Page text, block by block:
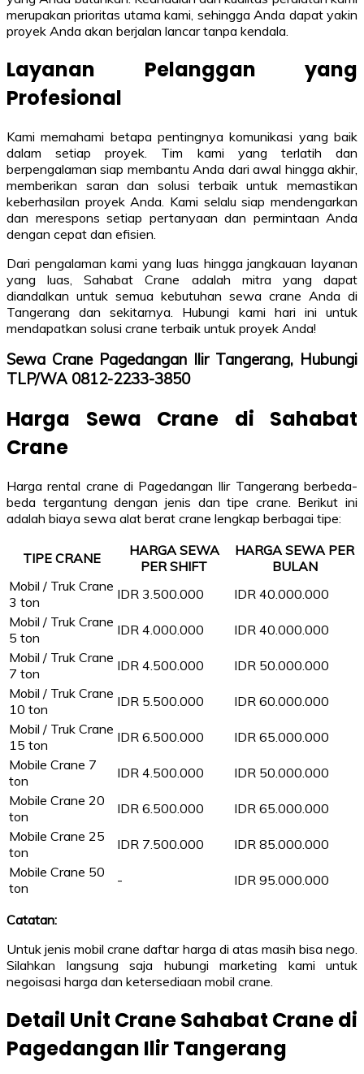
merupakan prioritas utama kami, sehingga Anda dapat yakin
proyek Anda akan berjalan lancar tanpa kendala.
Layanan Pelanggan yang
Profesional
Kami memahami betapa pentingnya komunikasi yang baik
dalam setiap proyek. Tim kami yang terlatih dan
berpengalaman siap membantu Anda dari awal hingga akhir,
memberikan saran dan solusi terbaik untuk memastikan
keberhasilan proyek Anda. Kami selalu siap mendengarkan
dan merespons setiap pertanyaan dan permintaan Anda
dengan cepat dan efisien.
Dari pengalaman kami yang luas hingga jangkauan layanan
yang luas, Sahabat Crane adalah mitra yang dapat
diandalkan untuk semua kebutuhan sewa crane Anda di
Tangerang dan sekitarnya. Hubungi kami hari ini untuk
mendapatkan solusi crane terbaik untuk proyek Anda!
Sewa Crane Pagedangan Ilir Tangerang, Hubungi
TLP/WA 0812-2233-3850
Harga Sewa Crane di Sahabat
Crane
Harga rental crane di Pagedangan Ilir Tangerang berbeda-
beda tergantung dengan jenis dan tipe crane. Berikut ini
adalah biaya sewa alat berat crane lengkap berbagai tipe:
TIPE CRANE
HARGA SEWA
PER SHIFT
HARGA SEWA PER
BULAN
Mobil / Truk Crane
3 ton
IDR 3.500.000
IDR 40.000.000
Mobil / Truk Crane
5 ton
IDR 4.000.000
IDR 40.000.000
Mobil / Truk Crane
7 ton
IDR 4.500.000
IDR 50.000.000
Mobil / Truk Crane
10 ton
IDR 5.500.000
IDR 60.000.000
Mobil / Truk Crane
15 ton
IDR 6.500.000
IDR 65.000.000
Mobile Crane 7
ton
IDR 4.500.000
IDR 50.000.000
Mobile Crane 20
ton
IDR 6.500.000
IDR 65.000.000
Mobile Crane 25
ton
IDR 7.500.000
IDR 85.000.000
Mobile Crane 50
ton
- IDR 95.000.000
Catatan:
Untuk jenis mobil crane daftar harga di atas masih bisa nego.
Silahkan langsung saja hubungi marketing kami untuk
negoisasi harga dan ketersediaan mobil crane.
Detail Unit Crane Sahabat Crane di
Pagedangan Ilir Tangerang